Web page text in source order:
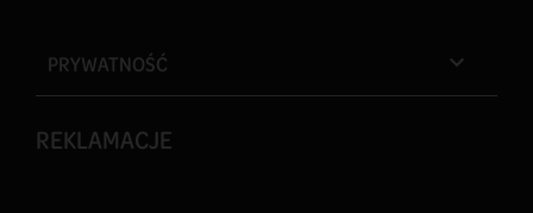
PRYWATNOŚĆ 
REKLAMACJE